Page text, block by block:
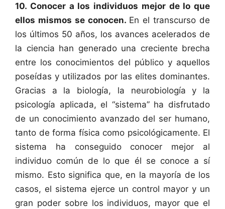
10. Conocer a los individuos mejor de lo que
ellos mismos se conocen. En el transcurso de
los últimos 50 años, los avances acelerados de
la ciencia han generado una creciente brecha
entre los conocimientos del público y aquellos
poseídas y utilizados por las elites dominantes.
Gracias a la biología, la neurobiología y la
psicología aplicada, el “sistema” ha disfrutado
de un conocimiento avanzado del ser humano,
tanto de forma física como psicológicamente. El
sistema ha conseguido conocer mejor al
individuo común de lo que él se conoce a sí
mismo. Esto significa que, en la mayoría de los
casos, el sistema ejerce un control mayor y un
gran poder sobre los individuos, mayor que el